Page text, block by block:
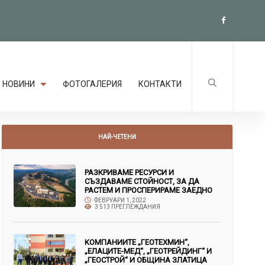
НОВИНИ ФОТОГАЛЕРИЯ КОНТАКТИ
НАЙ-ЧЕТЕНИ
РАЗКРИВАМЕ РЕСУРСИ И
СЪЗДАВАМЕ СТОЙНОСТ, ЗА ДА
РАСТЕМ И ПРОСПЕРИРАМЕ ЗАЕДНО
ФЕВРУАРИ 1, 2022
3 513 ПРЕГЛЕЖДАНИЯ
КОМПАНИИТЕ „ГЕОТЕХМИН“,
„ЕЛАЦИТЕ-МЕД“, „ГЕОТРЕЙДИНГ“ И
„ГЕОСТРОЙ“ И ОБЩИНА ЗЛАТИЦА